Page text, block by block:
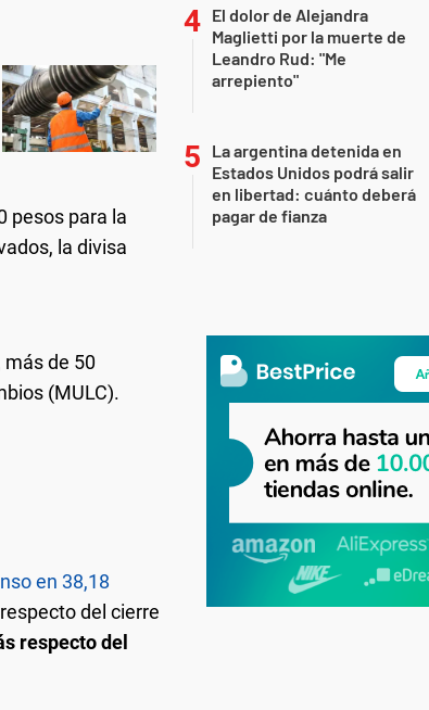
pesos para la
la divisa
más de 50
(MULC).
en 38,18
del cierre
respecto del
El dolor de Alejandra
Maglietti por la muerte de
Leandro Rud: "Me
arrepiento"
La argentina detenida en
Estados Unidos podrá salir
en libertad: cuánto deberá
pagar de fianza